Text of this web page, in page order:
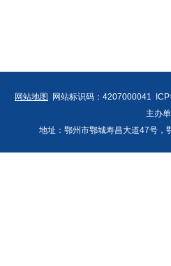
网站地图
网站标识码：4207000041
主办
地址：鄂州市鄂城寿昌大道47号